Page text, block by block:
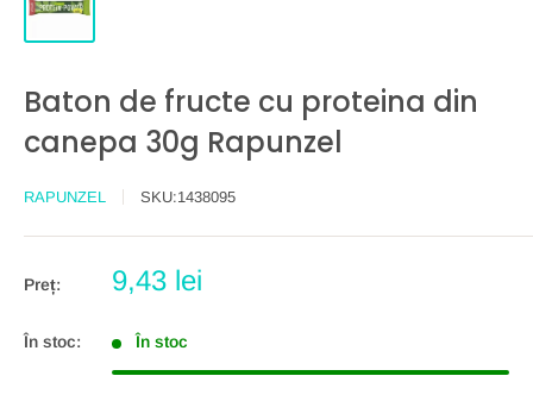
Baton de fructe cu proteina din
canepa 30g Rapunzel
RAPUNZEL SKU:1438095
Preț:
Preț
9,43 lei
În stoc: În stoc